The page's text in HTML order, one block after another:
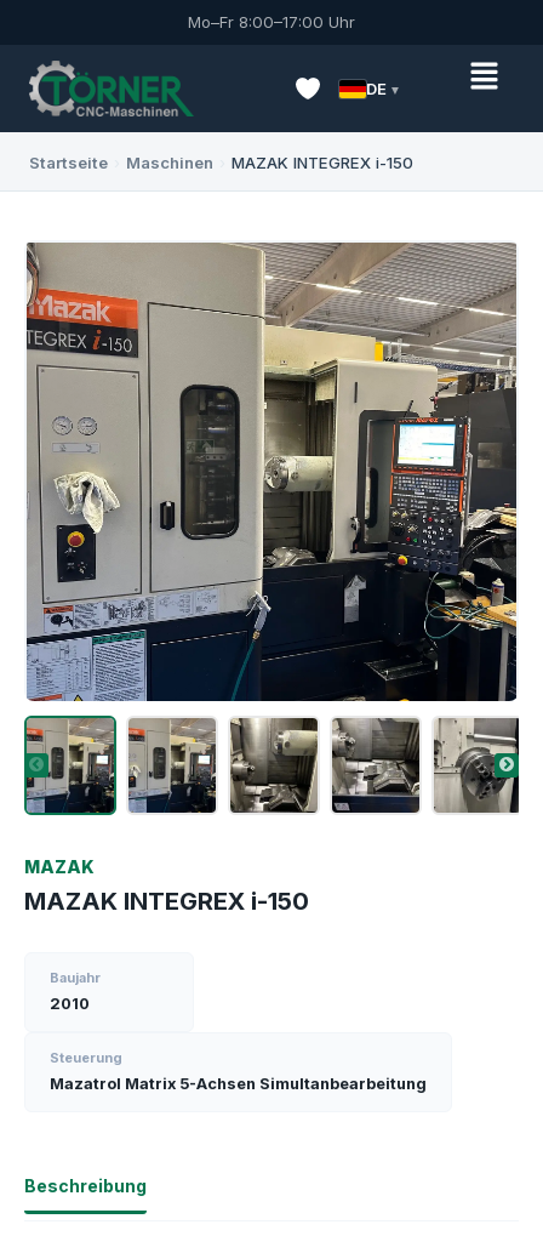
Mo–Fr 8:00–17:00 Uhr
DE
Startseite Maschinen MAZAK INTEGREX i-150
MAZAK
MAZAK INTEGREX i-150
Baujahr
2010
Steuerung
Mazatrol Matrix 5-Achsen Simultanbearbeitung
Beschreibung